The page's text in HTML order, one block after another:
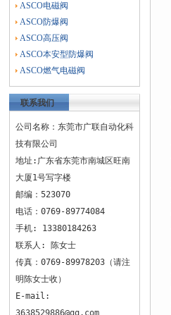
ASCO电磁阀
ASCO防爆阀
ASCO高压阀
ASCO本安型防爆阀
ASCO燃气电磁阀
联系我们
公司名称：东莞市广联自动化科
技有限公司
地址:广东省东莞市南城区旺南
大厦1号写字楼
邮编：523070
电话：0769-89774084
手机: 13380184263
联系人: 陈女士
传真：0769-89978203（请注
明陈女士收）
E-mail:
3638529886@qq.com